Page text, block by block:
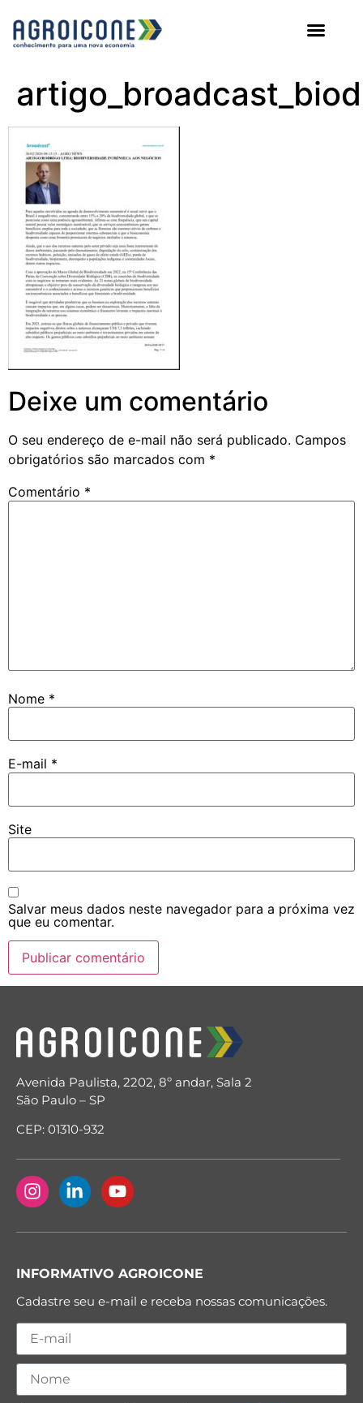
Deixe um comentário
O seu endereço de e-mail não será publicado. Campos
obrigatórios são marcados com *
Comentário *
Nome *
E-mail *
Site
Salvar meus dados neste navegador para a próxima vez
que eu comentar.
Avenida Paulista, 2202, 8º andar, Sala 2
São Paulo – SP
CEP: 01310-932
INFORMATIVO AGROICONE
Cadastre seu e-mail e receba nossas comunicações.